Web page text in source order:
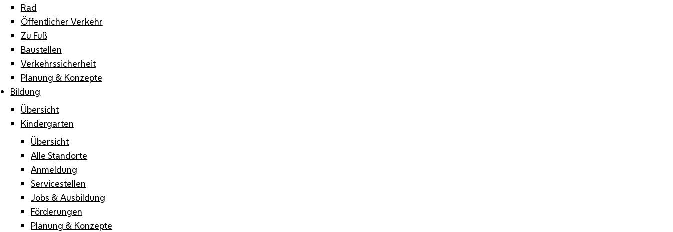
Rad
Öffentlicher Verkehr
Zu Fuß
Baustellen
Verkehrssicherheit
Planung & Konzepte
Bildung
Übersicht
Kindergarten
Übersicht
Alle Standorte
Anmeldung
Servicestellen
Jobs & Ausbildung
Förderungen
Planung & Konzepte